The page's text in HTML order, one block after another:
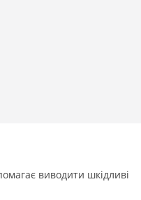
виводити шкідливі